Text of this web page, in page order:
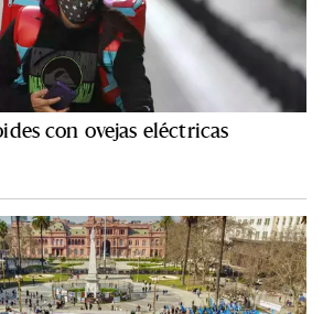
con ovejas eléctricas